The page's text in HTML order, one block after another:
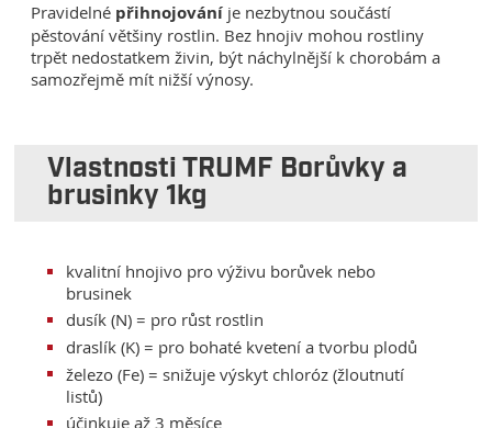
Pravidelné přihnojování je nezbytnou součástí
pěstování většiny rostlin. Bez hnojiv mohou rostliny
trpět nedostatkem živin, být náchylnější k chorobám a
samozřejmě mít nižší výnosy.
Vlastnosti TRUMF Borůvky a
brusinky 1kg
kvalitní hnojivo pro výživu borůvek nebo
brusinek
dusík (N) = pro růst rostlin
draslík (K) = pro bohaté kvetení a tvorbu plodů
železo (Fe) = snižuje výskyt chloróz (žloutnutí
listů)
účinkuje až 3 měsíce